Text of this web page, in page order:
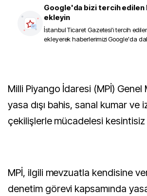
Google'da bizi tercih edilen
ekleyin
İstanbul Ticaret Gazetesi'i tercih
ekleyerek haberlerimizi Google'da
Milli Piyango İdaresi (MPİ) Genel Müdürlüğünün
yasa dışı bahis, sanal kumar ve
çekilişlerle mücadelesi
MPİ, ilgili mevzuatla kendisine
denetim görevi kapsamında